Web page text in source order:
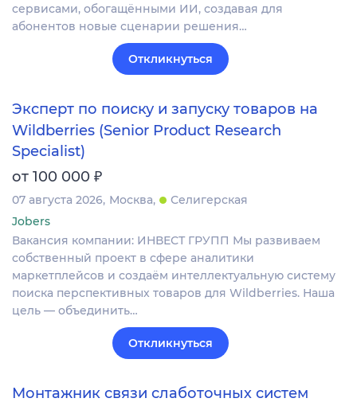
сервисами, обогащёнными ИИ, создавая для
абонентов новые сценарии решения…
Откликнуться
Эксперт по поиску и запуску товаров на
Wildberries (Senior Product Research
Specialist)
от 100 000 ₽
07 августа 2026 Москва
Селигерская
Jobers
Вакансия компании: ИНВЕСТ ГРУПП Мы развиваем
собственный проект в сфере аналитики
маркетплейсов и создаём интеллектуальную систему
поиска перспективных товаров для Wildberries. Наша
цель — объединить…
Откликнуться
Монтажник связи слаботочных систем